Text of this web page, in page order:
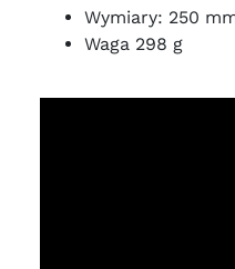
Wymiary: 250
Waga 298 g